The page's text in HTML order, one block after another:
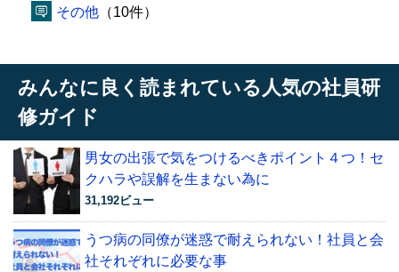
その他 （10件）
みんなに良く読まれている人気の社員研
修ガイド
男女の出張で気をつけるべきポイント４つ！セ
クハラや誤解を生まない為に
31,192ビュー
うつ病の同僚が迷惑で耐えられない！社員と会
社それぞれに必要な事